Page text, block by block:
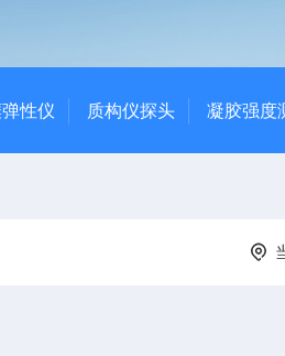
性仪 质构仪探头 凝胶强度